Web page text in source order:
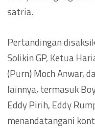
satria.
Pertandingan
Solikin GP, Ketua
(Purn) Moch Anwar,
lainnya, termasuk
Eddy Pirih, Eddy
menandatangani